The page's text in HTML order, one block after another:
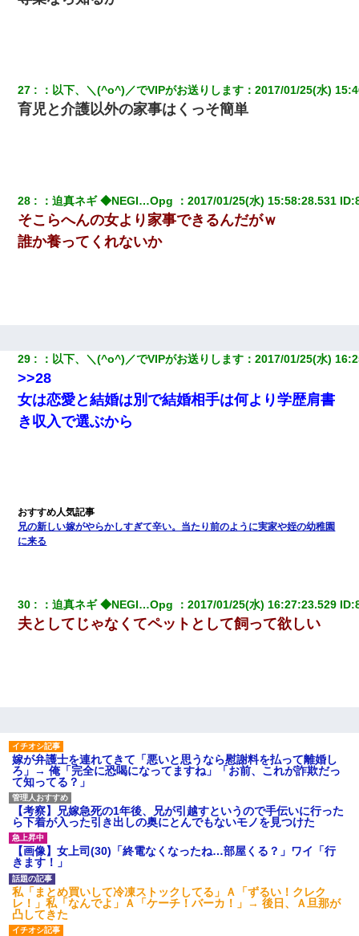
27 ： 以下、＼(^o^)／でVIPがお送りします ：2017/01/25(水)
育児と介護以外の家事はくっそ簡単
28 ：迫真ネギ ◆NEGI…Opg ：2017/01/25(水) 15:58:28.531 ID:
そこらへんの女より家事できるんだがｗ
誰か養ってくれないか
29 ： 以下、＼(^o^)／でVIPがお送りします ：2017/01/25(水)
>>28
女は恋愛と結婚は別で結婚相手は何より学歴肩書
き収入で選ぶから
兄の新しい嫁がやらかしすぎて辛い。当たり前のように実家や姪の幼稚園
に来る
30 ：迫真ネギ ◆NEGI…Opg ：2017/01/25(水) 16:27:23.529 ID:
夫としてじゃなくてペットとして飼って欲しい
嫁が弁護士を連れてきて「悪いと思うなら慰謝料を払って離婚し
ろ」→ 俺「完全に恐喝になってますね」「お前、これが詐欺だっ
て知ってる？」
【考察】兄嫁急死の1年後、兄が引越すというので手伝いに行った
ら下着が入った引き出しの奥にとんでもないモノを見つけた
【画像】女上司(30)「終電なくなったね…部屋くる？」ワイ「行
きます！」
私「まとめ買いして冷凍ストックしてる」Ａ「ずるい！クレク
レ！」私「なんでよ」Ａ「ケーチ！バーカ！」→ 後日、Ａ旦那が
凸してきた